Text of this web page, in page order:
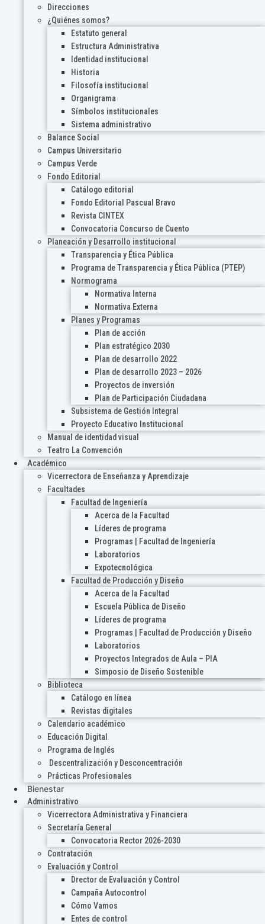
Direcciones
¿Quiénes somos?
Estatuto general
Estructura Administrativa
Identidad institucional
Historia
Filosofía institucional
Organigrama
Símbolos institucionales
Sistema administrativo
Balance Social
Campus Universitario
Campus Verde
Fondo Editorial
Catálogo editorial
Fondo Editorial Pascual Bravo
Revista CINTEX
Convocatoria Concurso de Cuento
Planeación y Desarrollo institucional
Transparencia y Ética Pública
Programa de Transparencia y Ética Pública (PTEP)
Normograma
Normativa Interna
Normativa Externa
Planes y Programas
Plan de acción
Plan estratégico 2030
Plan de desarrollo 2022
Plan de desarrollo 2023 – 2026
Proyectos de inversión
Plan de Participación Ciudadana
Subsistema de Gestión Integral
Proyecto Educativo Institucional
Manual de identidad visual
Teatro La Convención
Académico
Vicerrectora de Enseñanza y Aprendizaje
Facultades
Facultad de Ingeniería
Acerca de la Facultad
Líderes de programa
Programas | Facultad de Ingeniería
Laboratorios
Expotecnológica
Facultad de Producción y Diseño
Acerca de la Facultad
Escuela Pública de Diseño
Líderes de programa
Programas | Facultad de Producción y Diseño
Laboratorios
Proyectos Integrados de Aula – PIA
Simposio de Diseño Sostenible
Biblioteca
Catálogo en línea
Revistas digitales
Calendario académico
Educación Digital
Programa de Inglés
Descentralización y Desconcentración
Prácticas Profesionales
Bienestar
Administrativo
Vicerrectora Administrativa y Financiera
Secretaría General
Convocatoria Rector 2026-2030
Contratación
Evaluación y Control
Drector de Evaluación y Control
Campaña Autocontrol
Cómo Vamos
Entes de control